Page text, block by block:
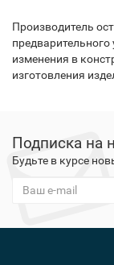
Производитель
изменения в
изготовления
Подписка на
Будьте в курсе